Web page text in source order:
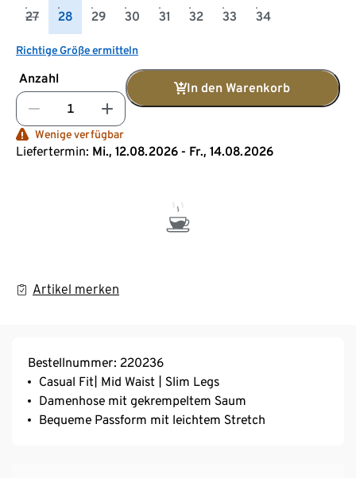
27 28 29 30 31 32 33 34
Richtige Größe ermitteln
Anzahl
In den Warenkorb
Wenige verfügbar
Liefertermin: Mi., 12.08.2026 - Fr., 14.08.2026
Artikel merken
Bestellnummer: 220236
Casual Fit| Mid Waist | Slim Legs
Damenhose mit gekrempeltem Saum
Bequeme Passform mit leichtem Stretch